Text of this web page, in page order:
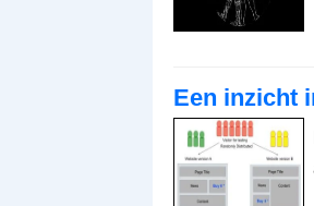
Een inzicht